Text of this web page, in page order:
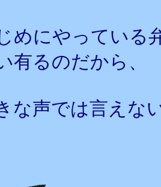
めにやっている
有るのだから、
な声では言えな